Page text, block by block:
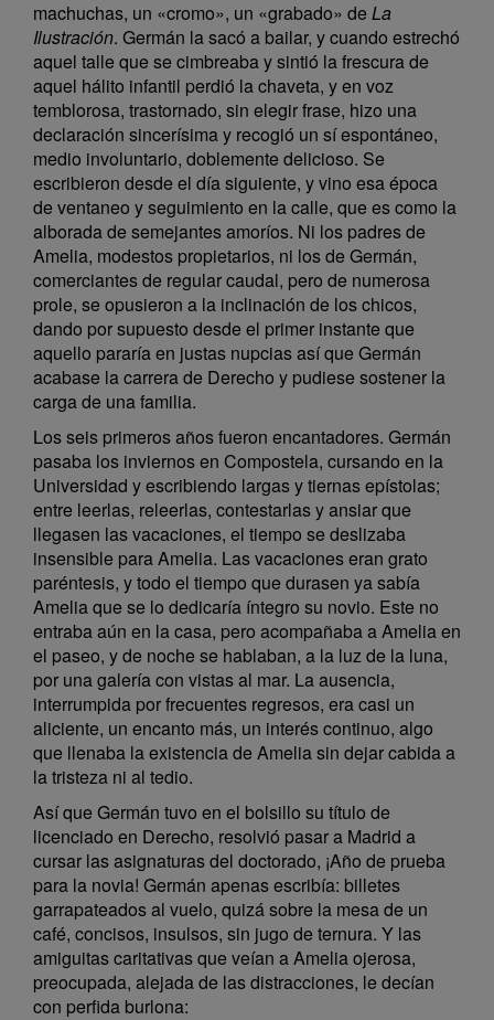
machuchas, un «cromo», un «grabado» de La
Ilustración. Germán la sacó a bailar, y cuando estrechó
aquel talle que se cimbreaba y sintió la frescura de
aquel hálito infantil perdió la chaveta, y en voz
temblorosa, trastornado, sin elegir frase, hizo una
declaración sincerísima y recogió un sí espontáneo,
medio involuntario, doblemente delicioso. Se
escribieron desde el día siguiente, y vino esa época
de ventaneo y seguimiento en la calle, que es como la
alborada de semejantes amoríos. Ni los padres de
Amelia, modestos propietarios, ni los de Germán,
comerciantes de regular caudal, pero de numerosa
prole, se opusieron a la inclinación de los chicos,
dando por supuesto desde el primer instante que
aquello pararía en justas nupcias así que Germán
acabase la carrera de Derecho y pudiese sostener la
carga de una familia.
Los seis primeros años fueron encantadores. Germán
pasaba los inviernos en Compostela, cursando en la
Universidad y escribiendo largas y tiernas epístolas;
entre leerlas, releerlas, contestarlas y ansiar que
llegasen las vacaciones, el tiempo se deslizaba
insensible para Amelia. Las vacaciones eran grato
paréntesis, y todo el tiempo que durasen ya sabía
Amelia que se lo dedicaría íntegro su novio. Este no
entraba aún en la casa, pero acompañaba a Amelia en
el paseo, y de noche se hablaban, a la luz de la luna,
por una galería con vistas al mar. La ausencia,
interrumpida por frecuentes regresos, era casi un
aliciente, un encanto más, un interés continuo, algo
que llenaba la existencia de Amelia sin dejar cabida a
la tristeza ni al tedio.
Así que Germán tuvo en el bolsillo su título de
licenciado en Derecho, resolvió pasar a Madrid a
cursar las asignaturas del doctorado, ¡Año de prueba
para la novia! Germán apenas escribía: billetes
garrapateados al vuelo, quizá sobre la mesa de un
café, concisos, insulsos, sin jugo de ternura. Y las
amiguitas caritativas que veían a Amelia ojerosa,
preocupada, alejada de las distracciones, le decían
con perfida burlona: